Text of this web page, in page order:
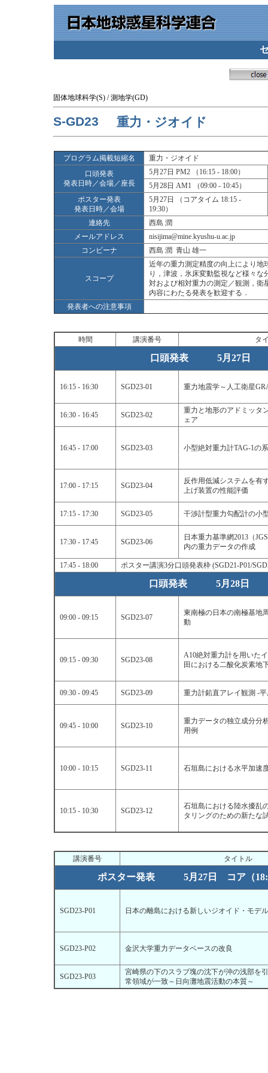
固体地球科学(S) / 測地学(GD)
S-GD23 重力・ジオイド
プログラム掲載短縮名
重力・ジオイド
口頭発表
発表日時／会場／座長
5月27日 PM2 （16:15 - 18:00）
5月28日 AM1 （09:00 - 10:45）
ポスター発表
発表日時／会場
5月27日 （コアタイム 18:15 -
19:30）
連絡先
西島 潤
メールアドレス
nisijima@mine.kyushu-u.ac.jp
コンビーナ
西島 潤 青山 雄一
スコープ
近年の重力測定精度の向上により地
り，津波，氷床変動監視など様々
対および相対重力の測定／観測，衛
内容にわたる発表を歓迎する．
発表者への注意事項
時間 講演番号 タ
口頭発表 5月27
16:15 - 16:30 SGD23-01 重力地震学～人工衛星
16:30 - 16:45 SGD23-02
重力と地形のアドミッタ
ェア
16:45 - 17:00 SGD23-03 小型絶対重力計TAG-1の
17:00 - 17:15 SGD23-04
反作用低減システムを有
上げ装置の性能評価
17:15 - 17:30 SGD23-05 干渉計型重力勾配計の小
17:30 - 17:45 SGD23-06
日本重力基準網2013（
内の重力データの作成
17:45 - 18:00 ポスター講演3分口頭発表枠 (SGD21-P01/
口頭発表 5月28
09:00 - 09:15 SGD23-07
東南極の日本の南極基地
動
09:15 - 09:30 SGD23-08
A10絶対重力計を用いた
田における二酸化炭素地
09:30 - 09:45 SGD23-09 重力計鉛直アレイ観測 -
09:45 - 10:00 SGD23-10
重力データの独立成分分
用例
10:00 - 10:15 SGD23-11 石垣島における水平加速
10:15 - 10:30 SGD23-12
石垣島における陸水擾乱
タリングのための新たな
講演番号 タイトル
ポスター発表 5月27日 コア（
SGD23-P01 日本の離島における新しいジオイド・モデ
SGD23-P02 金沢大学重力データベースの改良
SGD23-P03
宮崎県の下のスラブ塊の沈下が沖の浅部を
常領域が一致～日向灘地震活動の本質～